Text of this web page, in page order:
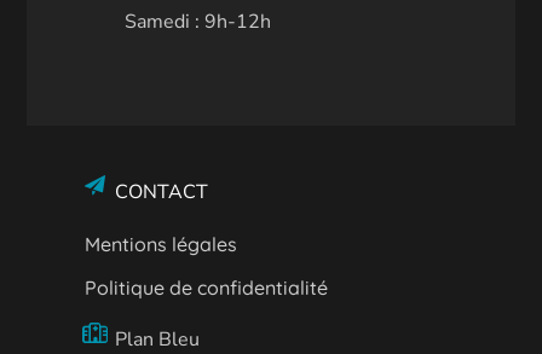
Samedi : 9h-12h
CONTACT
Mentions légales
Politique de confidentialité
Plan Bleu